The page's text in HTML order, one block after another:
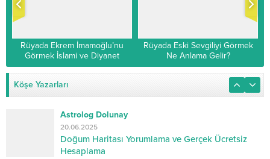
Rüyada Ekrem İmamoğlu’nu
Görmek İslami ve Diyanet
Yorumu
Rüyada Eski Sevgiliyi Görmek
Ne Anlama Gelir?
Köşe Yazarları
Astrolog Dolunay
20.06.2025
Doğum Haritası Yorumlama ve Gerçek Ücretsiz
Hesaplama